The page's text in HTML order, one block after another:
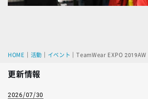
HOME 活動 イベント ｜TeamWear EXPO 2019AW
更新情報
2026/07/30